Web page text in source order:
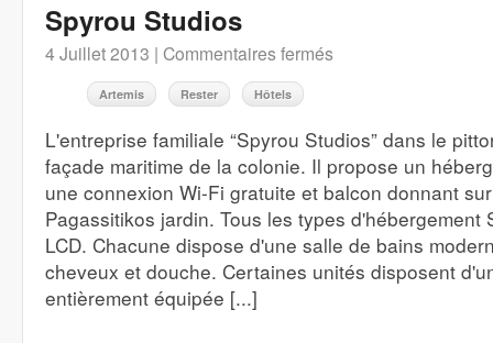
Spyrou Studios
4 Juillet 2013 | Commentaires fermés
Artemis Rester Hôtels
L'entreprise familiale “Spyrou Studios” dans le
façade maritime de la colonie. Il propose un
une connexion Wi-Fi gratuite et balcon donnant
Pagassitikos jardin. Tous les types d'hébergement
LCD. Chacune dispose d'une salle de bains
cheveux et douche. Certaines unités disposent
entièrement équipée [...]